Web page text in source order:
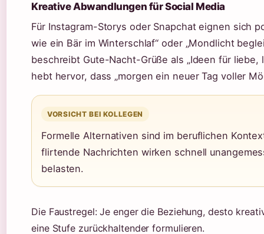
Kreative Abwandlungen für Social Media
Für Instagram-Storys oder Snapchat eignen sich
wie ein Bär im Winterschlaf“ oder „Mondlicht
beschreibt Gute-Nacht-Grüße als „Ideen für liebe,
hebt hervor, dass „morgen ein neuer Tag voller
VORSICHT BEI KOLLEGEN
Formelle Alternativen sind im beruflichen
flirtende Nachrichten wirken schnell
belasten.
Die Faustregel: Je enger die Beziehung, desto
eine Stufe zurückhaltender formulieren.